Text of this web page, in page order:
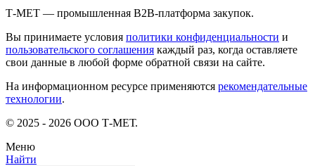
Т-МЕТ — промышленная B2B-платформа закупок.
Вы принимаете условия политики конфиденциальности и
пользовательского соглашения каждый раз, когда оставляете
свои данные в любой форме обратной связи на сайте.
На информационном ресурсе применяются рекомендательные
технологии.
© 2025 - 2026 ООО Т-МЕТ.
Меню
Найти